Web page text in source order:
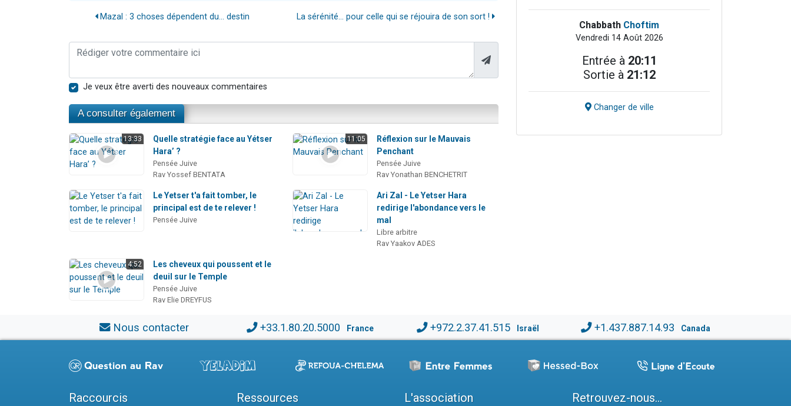
Mazal : 3 choses dépendent du... destin La sérénité... pour celle qui se réjouira de son sort !
Je veux être averti des nouveaux commentaires
A consulter également
13:33
Quelle stratégie face au Yétser
Hara’ ?
Pensée Juive
Rav Yossef BENTATA
11:05
Réflexion sur le Mauvais
Penchant
Pensée Juive
Rav Yonathan BENCHETRIT
Le Yetser t'a fait tomber, le
principal est de te relever !
Pensée Juive
Ari Zal - Le Yetser Hara
redirige l'abondance vers le
mal
Libre arbitre
Rav Yaakov ADES
4:52
Les cheveux qui poussent et le
deuil sur le Temple
Pensée Juive
Rav Elie DREYFUS
Chabbath Choftim
Vendredi 14 Août 2026
Entrée à 20:11
Sortie à 21:12
Changer de ville
Nous contacter +33.1.80.20.5000 France +972.2.37.41.515 Israël +1.437.887.14.93 Canada
Raccourcis Ressources L'association Retrouvez-nous...